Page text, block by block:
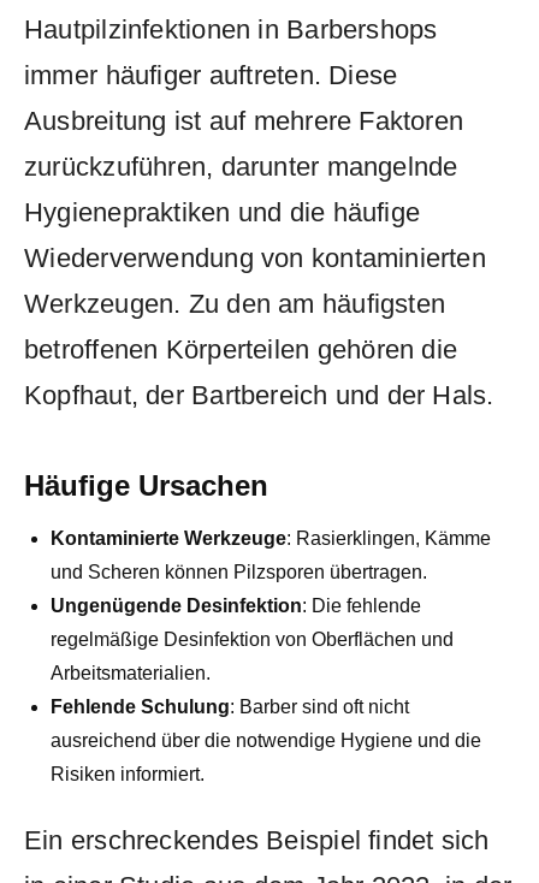
Hautpilzinfektionen in Barbershops
immer⁣ häufiger ⁤auftreten. Diese
Ausbreitung⁢ ist auf mehrere Faktoren
zurückzuführen, darunter mangelnde
Hygienepraktiken​ und die häufige
⁢Wiederverwendung von kontaminierten
Werkzeugen. Zu den am häufigsten​
betroffenen Körperteilen⁣ gehören die
Kopfhaut, der Bartbereich und der Hals.
Häufige Ursachen
Kontaminierte Werkzeuge:‌ Rasierklingen, Kämme
und ⁣Scheren ​können Pilzsporen übertragen.
Ungenügende Desinfektion: Die fehlende
regelmäßige⁤ Desinfektion‍ von Oberflächen⁢ und
Arbeitsmaterialien.
Fehlende‌ Schulung: Barber ⁣sind​ oft nicht
ausreichend ‌über die ​notwendige Hygiene⁣ und die
Risiken informiert.
Ein ​erschreckendes Beispiel findet sich